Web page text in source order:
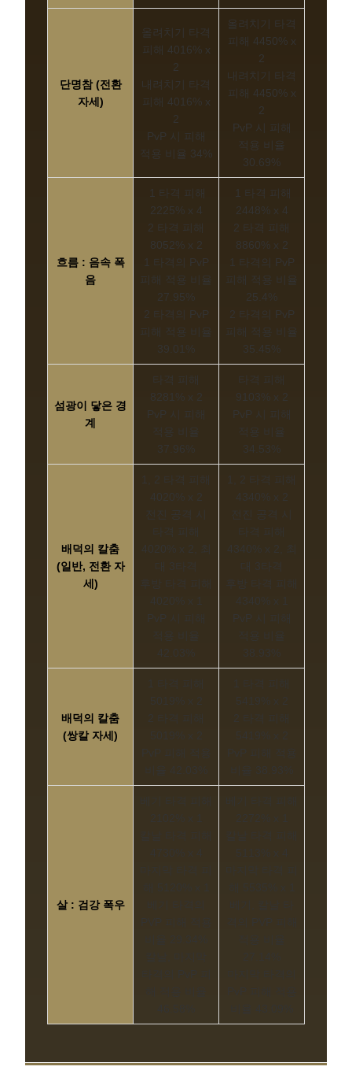
단명참 (전환
자세)
올려치기 타격
피해 4016% x
2
내려치기 타격
피해 4016% x
2
PvP 시 피해
적용 비율 34%
올려치기 타격
피해 4450% x
2
내려치기 타격
피해 4450% x
2
PvP 시 피해
적용 비율
30.69%
흐름 : 음속 폭
음
1 타격 피해
2225% x 4
2 타격 피해
8052% x 2
1 타격의 PvP
피해 적용 비율
27.95%
2 타격의 PvP
피해 적용 비율
39.01%
1 타격 피해
2448% x 4
2 타격 피해
8860% x 2
1 타격의 PvP
피해 적용 비율
25.4%
2 타격의 PvP
피해 적용 비율
35.45%
섬광이 닿은 경
계
타격 피해
8281% x 2
PvP 시 피해
적용 비율
37.96%
타격 피해
9103% x 2
PvP 시 피해
적용 비율
34.53%
배덕의 칼춤
(일반, 전환 자
세)
1, 2 타격 피해
4020% x 2
전진 공격 시
타격 피해
4020% x 2, 최
대 3타격
후방 타격 피해
적용 비율
42.03%
1, 2 타격 피해
4340% x 2
전진 공격 시
타격 피해
4340% x 2, 최
대 3타격
후방 타격 피해
4340% x 1
적용 비율
38.93%
배덕의 칼춤
(쌍칼 자세)
살 : 검강 폭우